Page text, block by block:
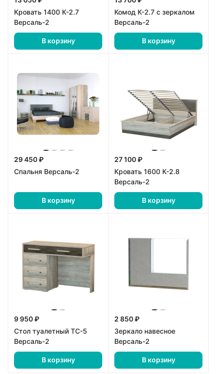
Кровать 1400 К-2.7
Версаль-2
В корзину
Комод К-2.7 с зеркалом
Версаль-2
В корзину
29 450 ₽
Спальня Версаль-2
В корзину
27 100 ₽
Кровать 1600 К-2.8
Версаль-2
В корзину
9 950 ₽
Стол туалетный ТС-5
Версаль-2
В корзину
2 850 ₽
Зеркало навесное
Версаль-2
В корзину